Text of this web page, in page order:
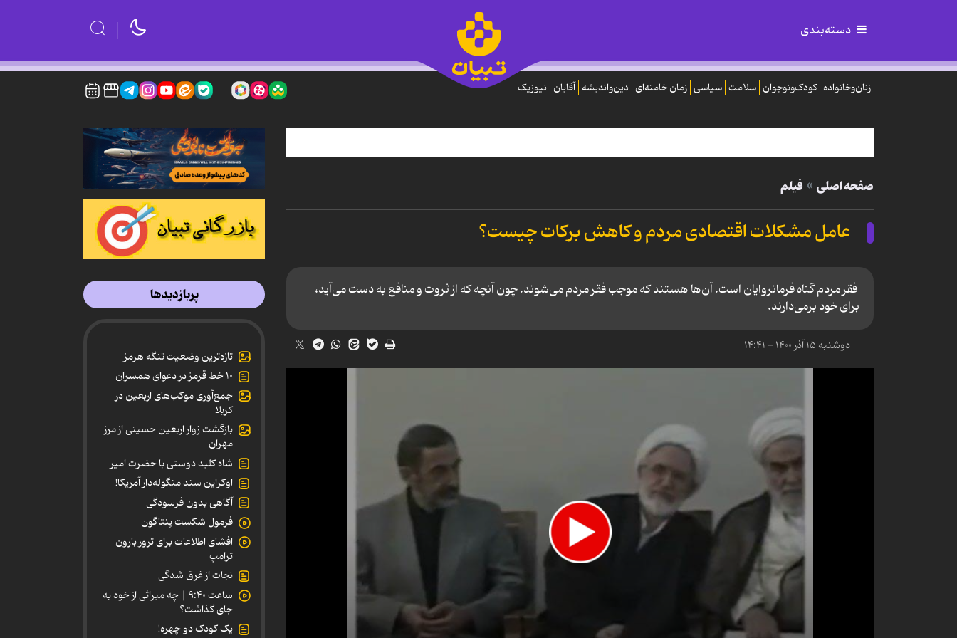
دسته‌بندی
زنان‌وخانواده کودک‌ونوجوان سلامت سیاسی زمان خامنه‌ای دین‌واندیشه آقایان نیوزیک
صفحه اصلی فیلم
عامل مشكلات اقتصادی مردم و كاهش بركات چيست؟
فقر مردم گناه فرمانروایان است. آن‌ها هستند که موجب فقر مردم می‌شوند. چون آنچه که از ثروت و منافع به دست می‌آید،
برای خود برمی‌دارند.
دوشنبه ۱۵ آذر ۱۴۰۰ - ۱۴:۴۱
پربازدیدها
تازه‌ترین وضعیت تنگه هرمز
۱۰ خط قرمز در دعوای همسران
جمع‌آوری موکب‌های اربعین در
کربلا
بازگشت زوار اربعین حسینی از مرز
مهران
شاه کلید دوستی با حضرت امیر
اوکراین سند منگوله‌دار آمریکا!
آگاهی بدون فرسودگی
فرمول شکست پنتاگون
افشای اطلاعات برای ترور بارون
ترامپ
نجات از غرق شدگی
ساعت ۹:۴۰ | چه میراثی از خود به
جای گذاشت؟
یک کودک دو چهره!